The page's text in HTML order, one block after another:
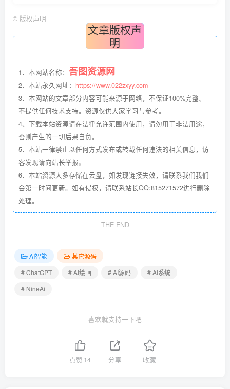
© 版权声明
文章版权声
明
1、本网站名称： 吾图资源网
2、本站永久网址： https://www.022zxyy.com
3、本网站的文章部分内容可能来源于网络，不保证100%完整、
不提供任何技术支持。资源仅供大家学习与参考。
4、下载本站资源请在法律允许范围内使用，请勿用于非法用途，
否则产生的一切后果自负。
5、本站一律禁止以任何方式发布或转载任何违法的相关信息，访
客发现请向站长举报。
6、本站资源大多存储在云盘，如发现链接失效，请联系我们我们
会第一时间更新。如有侵权，请联系站长QQ:815271572进行删除
处理。
THE END
AI智能
其它源码
# ChatGPT
# AI绘画 # AI源码
# AI系统
# NineAi
喜欢就支持一下吧
点赞 14 分享 收藏